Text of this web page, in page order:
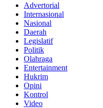
Advertorial
Internasional
Nasional
Daerah
Legislatif
Politik
Olahraga
Entertainment
Hukrim
Opini
Kontrol
Video